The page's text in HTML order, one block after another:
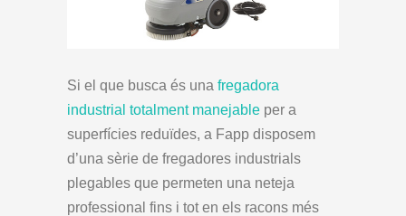
Si el que busca és una fregadora
industrial totalment manejable per a
superfícies reduïdes, a Fapp disposem
d’una sèrie de fregadores industrials
plegables que permeten una neteja
professional fins i tot en els racons més